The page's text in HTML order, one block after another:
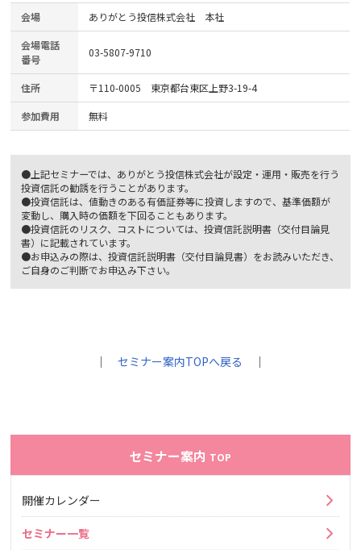
会場 ありがとう投信株式会社 本社
会場電話
番号
03-5807-9710
住所 〒110-0005 東京都台東区上野3-19-4
参加費用 無料
●上記セミナーでは、ありがとう投信株式会社が設定・運用・販売を行う
投資信託の勧誘を行うことがあります。
●投資信託は、値動きのある有価証券等に投資しますので、基準価額が
変動し、購入時の価額を下回ることもあります。
●投資信託のリスク、コストについては、投資信託説明書（交付目論見
書）に記載されています。
●お申込みの際は、投資信託説明書（交付目論見書）をお読みいただき、
ご自身のご判断でお申込み下さい。
｜セミナー案内TOPへ戻る ｜
セミナー案内 TOP
開催カレンダー
セミナー一覧